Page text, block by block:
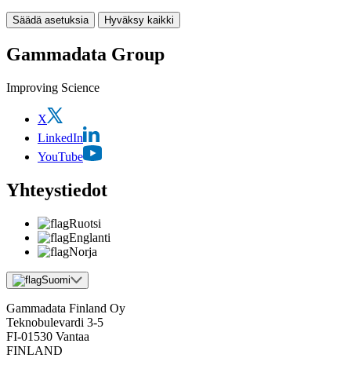
Säädä asetuksia Hyväksy kaikki
Gammadata Group
Improving Science
X
LinkedIn
YouTube
Yhteystiedot
Ruotsi
Englanti
Norja
Suomi
Gammadata Finland Oy
Teknobulevardi 3-5
FI-01530 Vantaa
FINLAND